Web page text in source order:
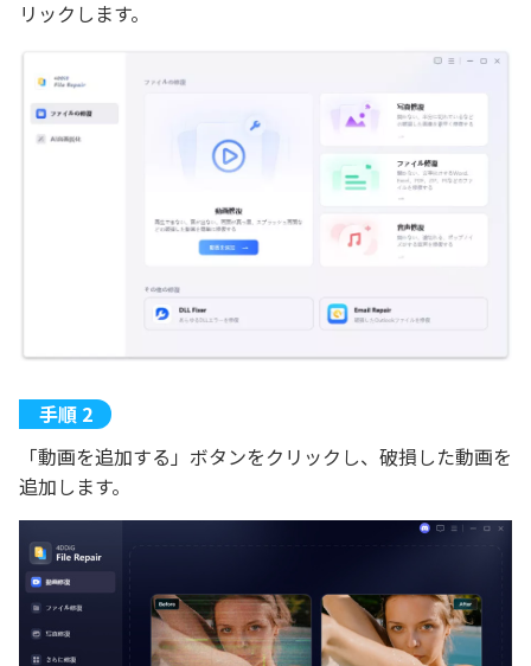
リックします。
「動画を追加する」ボタンをクリックし、破損した動画を
追加します。